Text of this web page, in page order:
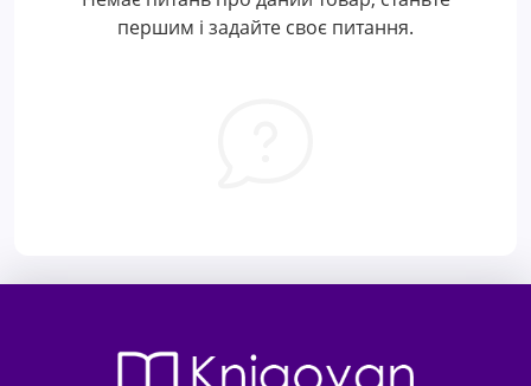
першим і задайте своє питання.